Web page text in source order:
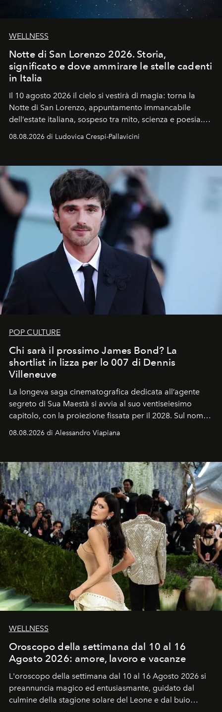
WELLNESS
Notte di San Lorenzo 2026. Storia,
significato e dove ammirare le stelle cadenti
in Italia
Il 10 agosto 2026 il cielo si vestirà di magia: torna la
Notte di San Lorenzo, appuntamento immancabile
dell’estate italiana, sospeso tra mito, scienza e poesia.
celeste per seguire il passaggio delle
all’universo i desideri più segreti
08.08.2026 di Ludovica Crespi-Pallavicini
POP CULTURE
Chi sarà il prossimo James Bond? La
shortlist in lizza per lo 007 di Dennis
Villeneuve
La longeva saga cinematografica dedicata all’agente
segreto di Sua Maestà si avvia al suo ventiseiesimo
capitolo, con la proiezione fissata per il 2028. Sul nome
Craig, però, regna ancora il più assoluto riserbo.
08.08.2026 di Alessandro Viapiana
WELLNESS
Oroscopo della settimana dal 10 al 16
Agosto 2026: amore, lavoro e vacanze
L'oroscopo della settimana dal 10 al 16 Agosto 2026 si
preannuncia magico ed entusiasmante, guidato dal
culmine della stagione solare del Leone e dal buio